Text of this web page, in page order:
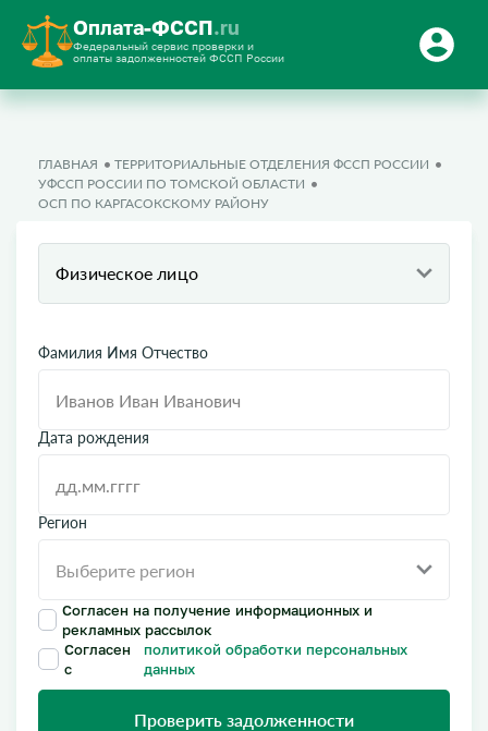
Оплата-ФССП.ru
Федеральный сервис проверки и
оплаты задолженностей ФССП России
ГЛАВНАЯ
ТЕРРИТОРИАЛЬНЫЕ ОТДЕЛЕНИЯ ФССП РОССИИ
УФССП РОССИИ ПО ТОМСКОЙ ОБЛАСТИ
ОСП ПО КАРГАСОКСКОМУ РАЙОНУ
Физическое лицо
Фамилия Имя Отчество
Дата рождения
Регион
Согласен на получение информационных и
рекламных рассылок
Согласен
с
политикой обработки персональных
данных
Проверить задолженности